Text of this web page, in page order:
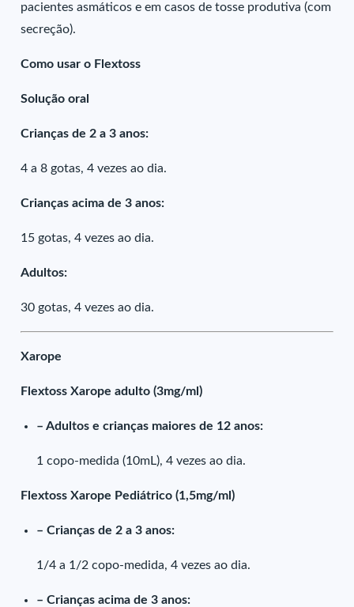
pacientes asmáticos e em casos de tosse produtiva (com
secreção).
Como usar o Flextoss
Solução oral
Crianças de 2 a 3 anos:
4 a 8 gotas, 4 vezes ao dia.
Crianças acima de 3 anos:
15 gotas, 4 vezes ao dia.
Adultos:
30 gotas, 4 vezes ao dia.
Xarope
Flextoss Xarope adulto (3mg/ml)
– Adultos e crianças maiores de 12 anos:
1 copo-medida (10mL), 4 vezes ao dia.
Flextoss Xarope Pediátrico (1,5mg/ml)
– Crianças de 2 a 3 anos:
1/4 a 1/2 copo-medida, 4 vezes ao dia.
– Crianças acima de 3 anos: